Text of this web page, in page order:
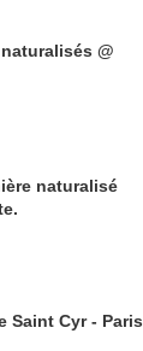
@
naturalisé
Saint Cyr - Paris